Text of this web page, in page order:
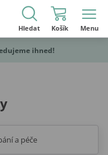
Hledat Košík Menu
ihned!
a péče